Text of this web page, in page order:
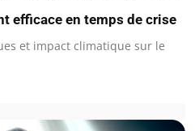
efficace en temps de crise
et impact climatique sur le